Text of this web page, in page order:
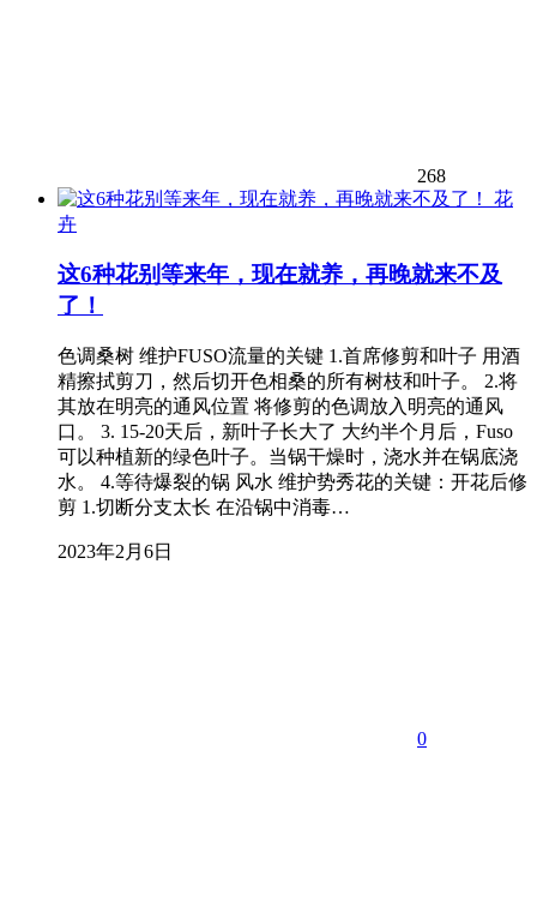
268
花
卉
这6种花别等来年，现在就养，再晚就来不及
了！
色调桑树 维护FUSO流量的关键 1.首席修剪和叶子 用酒
精擦拭剪刀，然后切开色相桑的所有树枝和叶子。 2.将
其放在明亮的通风位置 将修剪的色调放入明亮的通风
口。 3. 15-20天后，新叶子长大了 大约半个月后，Fuso
可以种植新的绿色叶子。当锅干燥时，浇水并在锅底浇
水。 4.等待爆裂的锅 风水 维护势秀花的关键：开花后修
剪 1.切断分支太长 在沿锅中消毒…
2023年2月6日
0